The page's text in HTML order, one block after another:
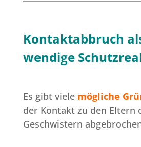
Kontaktabbruch
wendige
Es gibt viele mögliche
der Kontakt zu den Eltern
Geschwistern